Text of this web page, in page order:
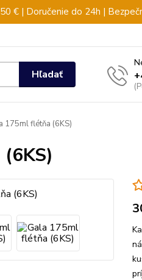
€ | Doručenie do 24h |
Hľadať
175ml flétňa (6KS)